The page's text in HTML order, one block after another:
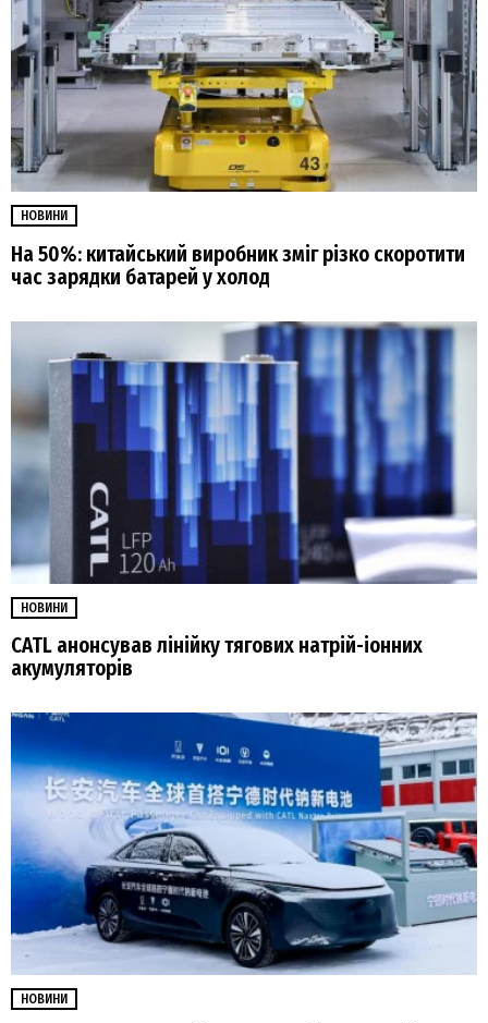
НОВИНИ
На 50%: китайський виробник зміг різко скоротити
час зарядки батарей у холод
НОВИНИ
CATL анонсував лінійку тягових натрій-іонних
акумуляторів
НОВИНИ